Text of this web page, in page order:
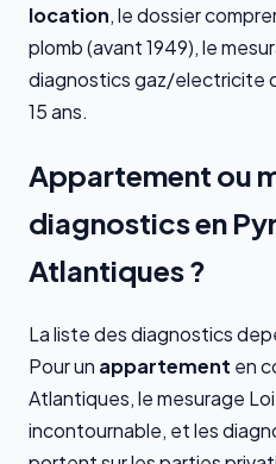
location, le dossier
plomb (avant 1949), le
diagnostics gaz/electricite
15 ans.
Appartement ou
diagnostics en
Atlantiques ?
La liste des diagnostics
Pour un appartement en
Atlantiques, le mesurage
incontournable, et les